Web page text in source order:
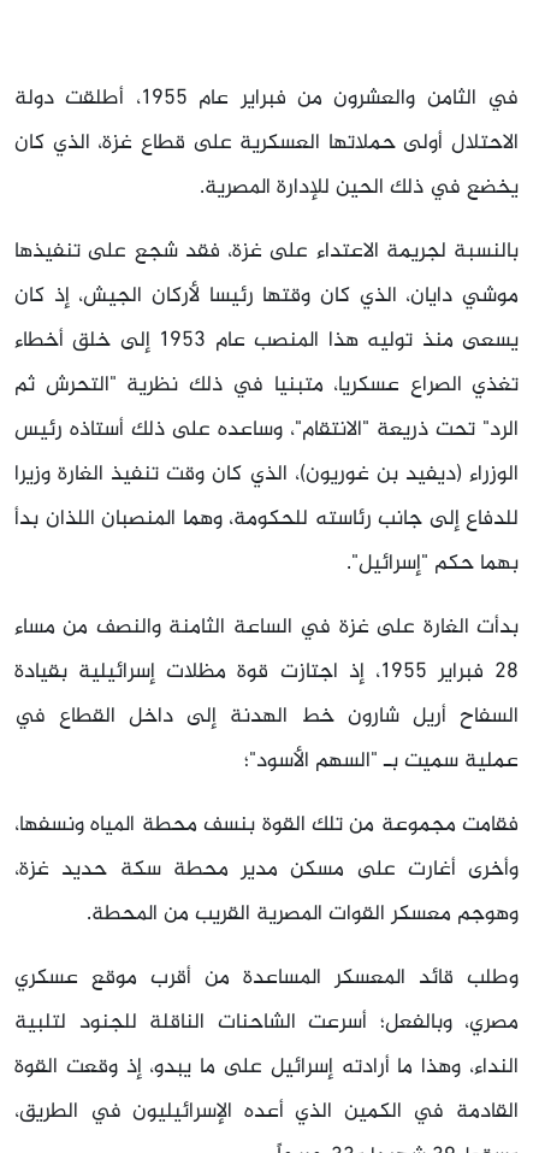
في الثامن والعشرون من فبراير عام 1955، أطلقت دولة
الاحتلال أولى حملاتها العسكرية على قطاع غزة، الذي كان
يخضع في ذلك الحين للإدارة المصرية.
بالنسبة لجريمة الاعتداء على غزة، فقد شجع على تنفيذها
موشي دايان، الذي كان وقتها رئيسا لأركان الجيش، إذ كان
يسعى منذ توليه هذا المنصب عام 1953 إلى خلق أخطاء
تغذي الصراع عسكريا، متبنيا في ذلك نظرية "التحرش ثم
الرد" تحت ذريعة "الانتقام"، وساعده على ذلك أستاذه رئيس
الوزراء (ديفيد بن غوريون)، الذي كان وقت تنفيذ الغارة وزيرا
للدفاع إلى جانب رئاسته للحكومة، وهما المنصبان اللذان بدأ
بهما حكم "إسرائيل".
بدأت الغارة على غزة في الساعة الثامنة والنصف من مساء
28 فبراير 1955، إذ اجتازت قوة مظلات إسرائيلية بقيادة
السفاح أريل شارون خط الهدنة إلى داخل القطاع في
عملية سميت بـ "السهم الأسود"؛
فقامت مجموعة من تلك القوة بنسف محطة المياه ونسفها،
وأخرى أغارت على مسكن مدير محطة سكة حديد غزة،
وهوجم معسكر القوات المصرية القريب من المحطة.
وطلب قائد المعسكر المساعدة من أقرب موقع عسكري
مصري، وبالفعل؛ أسرعت الشاحنات الناقلة للجنود لتلبية
النداء، وهذا ما أرادته إسرائيل على ما يبدو، إذ وقعت القوة
القادمة في الكمين الذي أعده الإسرائيليون في الطريق،